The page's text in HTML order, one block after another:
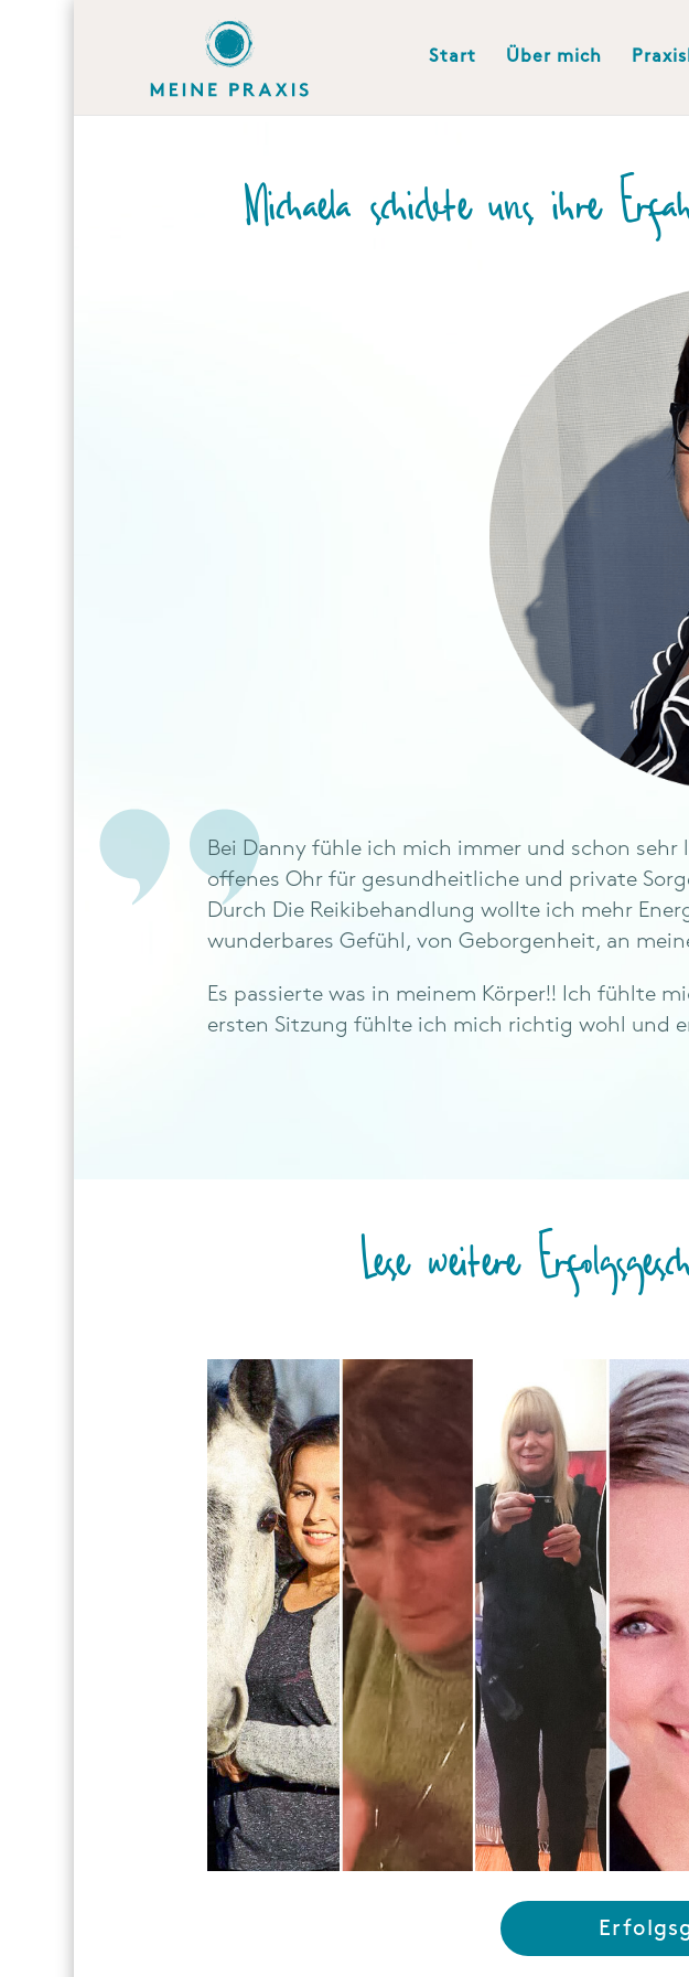
Start Über mich
Michaela schickte uns ihre
Bei Danny fühle ich mich immer und schon
offenes Ohr für gesundheitliche und private
Durch Die Reikibehandlung wollte ich mehr
wunderbares Gefühl, von Geborgenheit, an
Es passierte was in meinem Körper!! Ich fühlte
ersten Sitzung fühlte ich mich richtig wohl und
Lese weitere